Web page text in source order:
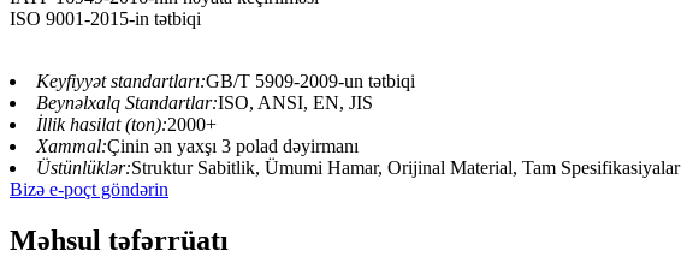
ISO 9001-2015-in tətbiqi
Keyfiyyət standartları:GB/T 5909-2009-un tətbiqi
Beynəlxalq Standartlar:ISO, ANSI, EN, JIS
İllik hasilat (ton):2000+
Xammal:Çinin ən yaxşı 3 polad dəyirmanı
Üstünlüklər:Struktur Sabitlik, Ümumi Hamar, Orijinal Material, Tam Spesifikasiyalar
Bizə e-poçt göndərin
Məhsul təfərrüatı